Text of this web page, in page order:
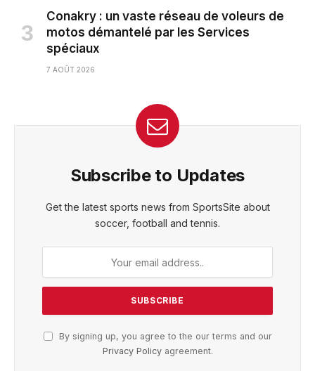
Conakry : un vaste réseau de voleurs de
motos démantelé par les Services
spéciaux
7 AOÛT 2026
Subscribe to Updates
Get the latest sports news from SportsSite about
soccer, football and tennis.
By signing up, you agree to the our terms and our
Privacy Policyagreement.